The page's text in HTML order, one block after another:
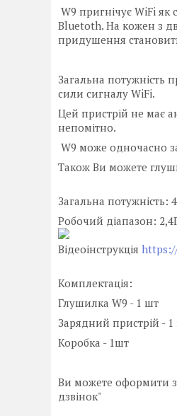
W9 пригнічує WiFi як
Bluetoth. На кожен з
придушення
Загальна потужність
сили сигналу WiFi.
Цей пристрій не має
непомітно.
W9 може одночасно
Також Ви можете
Загальна потужність:
Робочий діапазон:
Відеоінструкція
Комплектація:
Глушилка W9 - 1 шт
Зарядний пристрій -
Коробка - 1шт
Ви можете оформити
дзвінок"